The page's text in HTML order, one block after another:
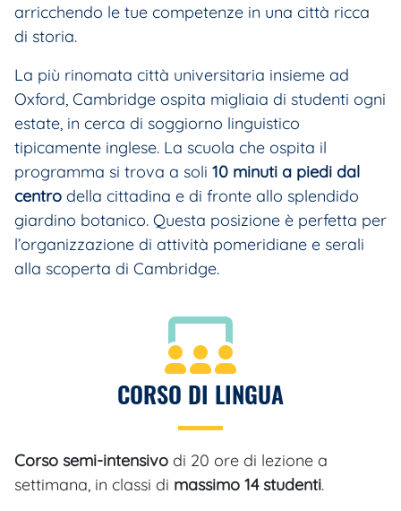
arricchendo le tue competenze in una città ricca
di storia.
La più rinomata città universitaria insieme ad
Oxford, Cambridge ospita migliaia di studenti ogni
estate, in cerca di soggiorno linguistico
tipicamente inglese. La scuola che ospita il
programma si trova a soli 10 minuti a piedi dal
centro della cittadina e di fronte allo splendido
giardino botanico. Questa posizione è perfetta per
l’organizzazione di attività pomeridiane e serali
alla scoperta di Cambridge.
CORSO DI LINGUA
Corso semi-intensivo di 20 ore di lezione a
settimana, in classi di massimo 14 studenti.